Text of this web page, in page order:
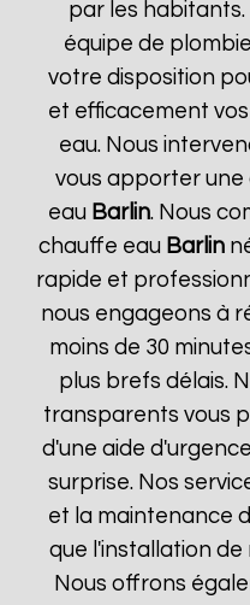
par les
équipe de
votre disposition
et efficacement
eau. Nous
vous apporter une
eau Barlin. Nous
chauffe eau Barlin
rapide et
nous engageons à
moins de 30
plus brefs délais.
transparents vous
d'une aide
surprise. Nos
et la maintenance
que l'installation de
Nous offrons